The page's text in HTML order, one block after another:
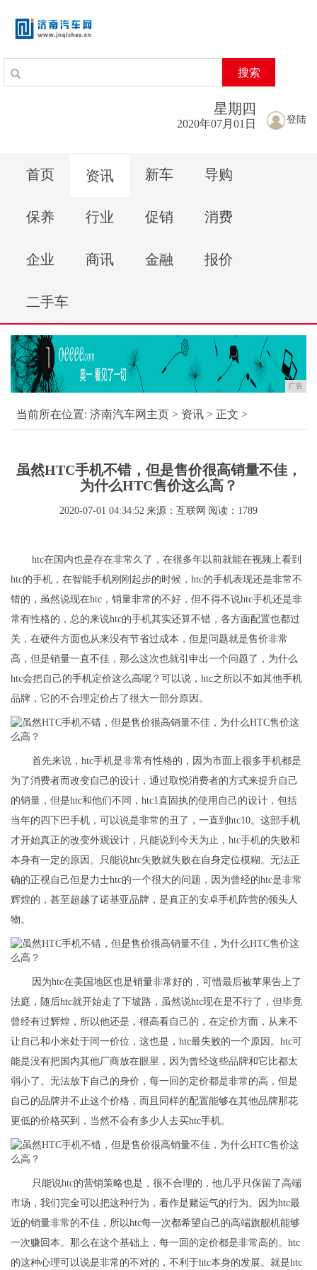
搜索
登陆
星期 四
2020年07月01日
首页 资讯 新车 导购
保养 行业 促销 消费
企业 商讯 金融 报价
二手车
广告
当前所在位置: 济南汽车网主页 > 资讯 > 正文 >
虽然HTC手机不错，但是售价很高销量不佳，
为什么HTC售价这么高？
2020-07-01 04:34:52 来源：互联网 阅读：1789
htc在国内也是存在非常久了，在很多年以前就能在视频上看到
htc的手机，在智能手机刚刚起步的时候，htc的手机表现还是非常不
错的，虽然说现在htc，销量非常的不好，但不得不说htc手机还是非
常有性格的，总的来说htc的手机其实还算不错，各方面配置也都过
关，在硬件方面也从来没有节省过成本，但是问题就是售价非常
高，但是销量一直不佳，那么这次也就引申出一个问题了，为什么
htc会把自己的手机定价这么高呢？可以说，htc之所以不如其他手机
品牌，它的不合理定价占了很大一部分原因。
首先来说，htc手机是非常有性格的，因为市面上很多手机都是
为了消费者而改变自己的设计，通过取悦消费者的方式来提升自己
的销量，但是htc和他们不同，htc1直固执的使用自己的设计，包括
当年的四下巴手机，可以说是非常的丑了，一直到htc10。这部手机
才开始真正的改变外观设计，只能说到今天为止，htc手机的失败和
本身有一定的原因。只能说htc失败就失败在自身定位模糊。无法正
确的正视自己但是力士htc的一个很大的问题，因为曾经的htc是非常
辉煌的，甚至超越了诺基亚品牌，是真正的安卓手机阵营的领头人
物。
因为htc在美国地区也是销量非常好的，可惜最后被苹果告上了
法庭，随后htc就开始走了下坡路，虽然说htc现在是不行了，但毕竟
曾经有过辉煌，所以他还是，很高看自己的，在定价方面，从来不
让自己和小米处于同一价位，这也是，htc最失败的一个原因。htc可
能是没有把国内其他厂商放在眼里，因为曾经这些品牌和它比都太
弱小了。无法放下自己的身价，每一回的定价都是非常的高，但是
自己的品牌并不止这个价格，而且同样的配置能够在其他品牌那花
更低的价格买到，当然不会有多少人去买htc手机。
只能说htc的营销策略也是，很不合理的，他几乎只保留了高端
市场，我们完全可以把这种行为，看作是赌运气的行为。因为htc最
近的销量非常的不佳，所以htc每一次都希望自己的高端旗舰机能够
一次赚回本。那么在这个基础上，每一回的定价都是非常高的。htc
的这种心理可以说是非常的不对的，不利于htc本身的发展。就是htc